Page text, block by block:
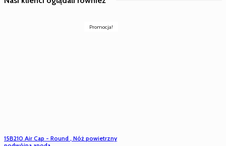
Promocja!
15B210 Air Cap - Round , Nóż powietrzny